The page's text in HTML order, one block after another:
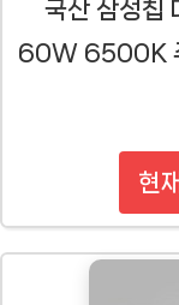
국산 삼성칩
60W 6500K
현